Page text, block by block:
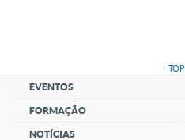
↑
EVENTOS
FORMAÇÃO
NOTÍCIAS